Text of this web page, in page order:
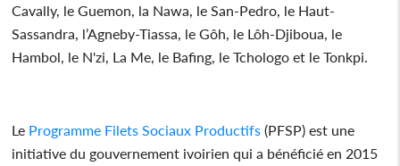
Cavally, le Guemon, la Nawa, le San-Pedro, le Haut-
Sassandra, l’Agneby-Tiassa, le Gôh, le Lôh-Djiboua, le
Hambol, le N'zi, La Me, le Bafing, le Tchologo et le Tonkpi.
Le Programme Filets Sociaux Productifs (PFSP) est une
initiative du gouvernement ivoirien qui a bénéficié en 2015